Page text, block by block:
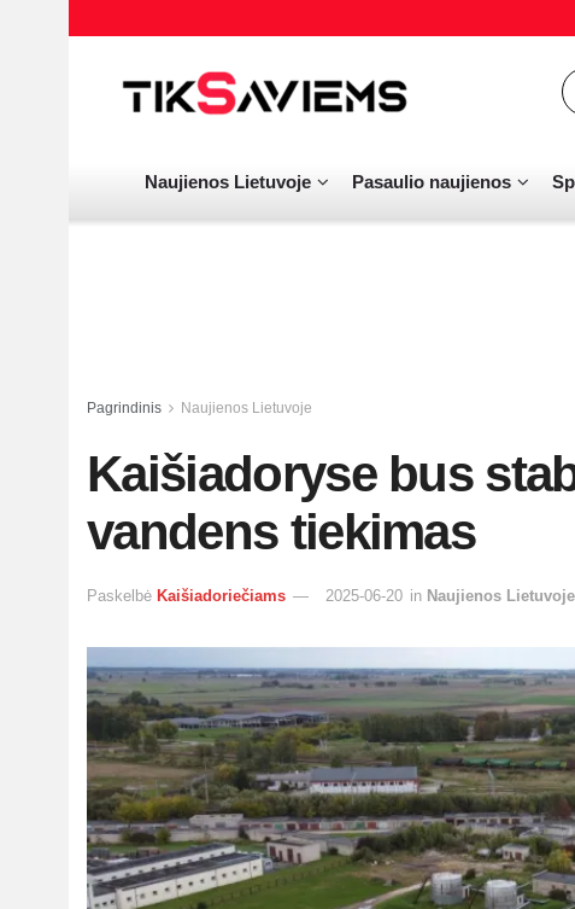
Naujienos Lietuvoje Pasaulio naujienos
Pagrindinis Naujienos Lietuvoje
Kaišiadoryse bus
vandens tiekimas
Paskelbė Kaišiadoriečiams 2025-06-20 in Naujienos Lietuvoje